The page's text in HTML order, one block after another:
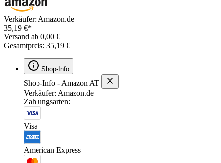
Verkäufer: Amazon.de
35,19 €*
Versand ab 0,00 €
Gesamtpreis: 35,19 €
Shop-Info
Shop-Info - Amazon AT
Verkäufer: Amazon.de
Zahlungsarten:
Visa
American Express